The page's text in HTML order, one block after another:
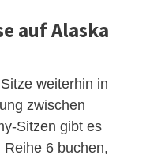
auf Alaska
weiterhin in
zwischen
Sitzen gibt es
6 buchen,